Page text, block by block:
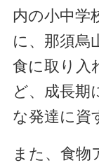
内の小中学
に、那須烏
食に取り入
ど、成長期
な発達に資
また、食物